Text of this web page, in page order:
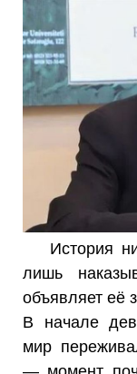
История
лишь
объявляет её
В начале
мир